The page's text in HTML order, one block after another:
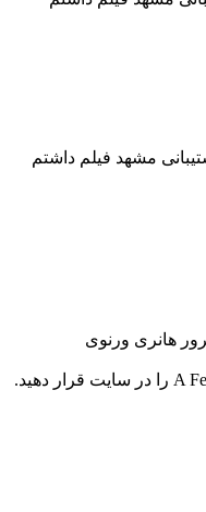
مشهد فیلم داشتم
هانری ورنوی
و فیلم A Few Hours of Sunlight 1971 را در سایت قرار دهید.